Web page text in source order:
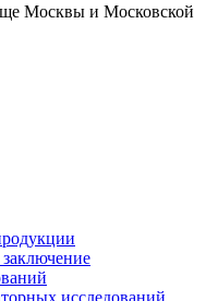
Москвы и Московской